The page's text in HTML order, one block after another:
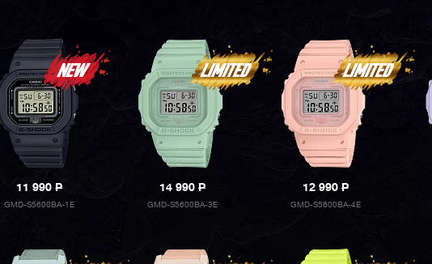
11 990P
GMD-S5600BA-1E
14 990 P
GMD-S5600BA-3E
12 990P
GMD-S5600BA-4E